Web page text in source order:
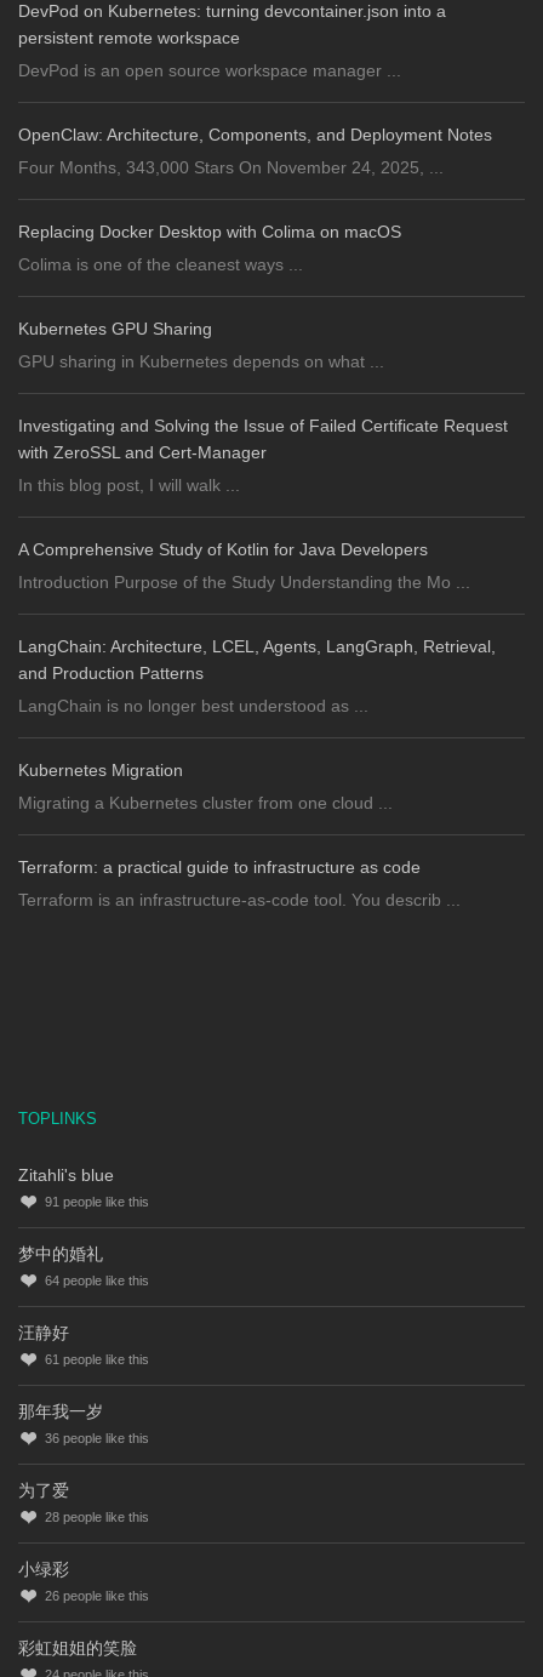
DevPod on Kubernetes: turning devcontainer.json into a
persistent remote workspace
DevPod is an open source workspace manager ...
OpenClaw: Architecture, Components, and Deployment Notes
Four Months, 343,000 Stars On November 24, 2025, ...
Replacing Docker Desktop with Colima on macOS
Colima is one of the cleanest ways ...
Kubernetes GPU Sharing
GPU sharing in Kubernetes depends on what ...
Investigating and Solving the Issue of Failed Certificate Request
with ZeroSSL and Cert-Manager
In this blog post, I will walk ...
A Comprehensive Study of Kotlin for Java Developers
Introduction Purpose of the Study Understanding the Mo ...
LangChain: Architecture, LCEL, Agents, LangGraph, Retrieval,
and Production Patterns
LangChain is no longer best understood as ...
Kubernetes Migration
Migrating a Kubernetes cluster from one cloud ...
Terraform: a practical guide to infrastructure as code
Terraform is an infrastructure-as-code tool. You describ ...
TOPLINKS
Zitahli's blue
91 people like this
梦中的婚礼
64 people like this
汪静好
61 people like this
那年我一岁
36 people like this
为了爱
28 people like this
小绿彩
26 people like this
彩虹姐姐的笑脸